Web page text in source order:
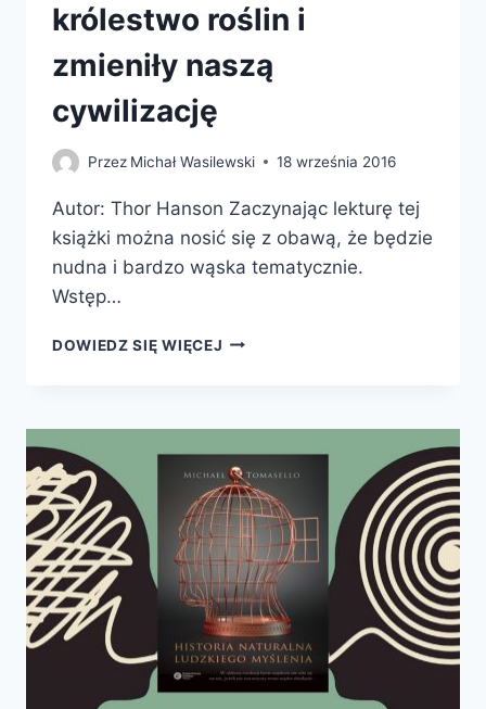
królestwo roślin i
zmieniły naszą
cywilizację
Przez Michał Wasilewski 18 września 2016
Autor: Thor Hanson Zaczynając lekturę tej
książki można nosić się z obawą, że będzie
nudna i bardzo wąska tematycznie.
Wstęp…
DOWIEDZ SIĘ WIĘCEJ TRIUMF
PESTKI
I
ORZECHY
PODBIŁY
KRÓLESTWO
ROŚLIN
I
ZMIENIŁY
NASZĄ
CYWILIZACJĘ